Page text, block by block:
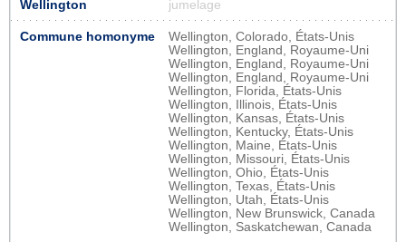
Wellington jumelage
Commune homonyme
Wellington, Colorado, États-Unis
Wellington, England, Royaume-Uni
Wellington, England, Royaume-Uni
Wellington, England, Royaume-Uni
Wellington, Florida, États-Unis
Wellington, Illinois, États-Unis
Wellington, Kansas, États-Unis
Wellington, Kentucky, États-Unis
Wellington, Maine, États-Unis
Wellington, Missouri, États-Unis
Wellington, Ohio, États-Unis
Wellington, Texas, États-Unis
Wellington, Utah, États-Unis
Wellington, New Brunswick, Canada
Wellington, Saskatchewan, Canada